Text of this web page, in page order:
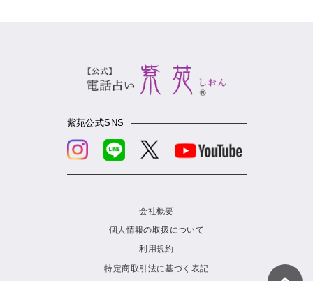
紫苑公式SNS
会社概要
個人情報の取扱について
利用規約
特定商取引法に基づく表記